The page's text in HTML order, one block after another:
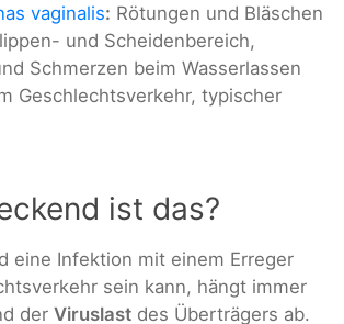
vaginalis: Rötungen und Bläschen
und Scheidenbereich,
Schmerzen beim Wasserlassen
Geschlechtsverkehr, typischer
ist das?
eine Infektion mit einem Erreger
sein kann, hängt immer
der Viruslast des Überträgers ab.